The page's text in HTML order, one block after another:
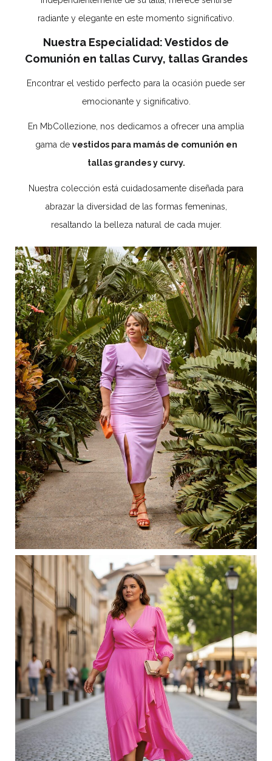
radiante y elegante en este momento significativo.
Nuestra Especialidad: Vestidos de
Comunión en tallas Curvy, tallas Grandes
Encontrar el vestido perfecto para la ocasión puede ser
emocionante y significativo.
En MbCollezione, nos dedicamos a ofrecer una amplia
gama de vestidos para mamás de comunión en
tallas grandes y curvy.
Nuestra colección está cuidadosamente diseñada para
abrazar la diversidad de las formas femeninas,
resaltando la belleza natural de cada mujer.